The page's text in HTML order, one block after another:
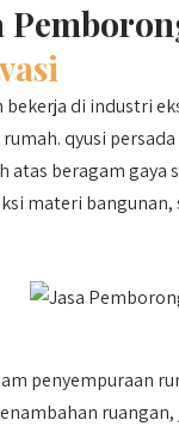
di industri
qyusi
beragam gaya
materi
penyempuraan